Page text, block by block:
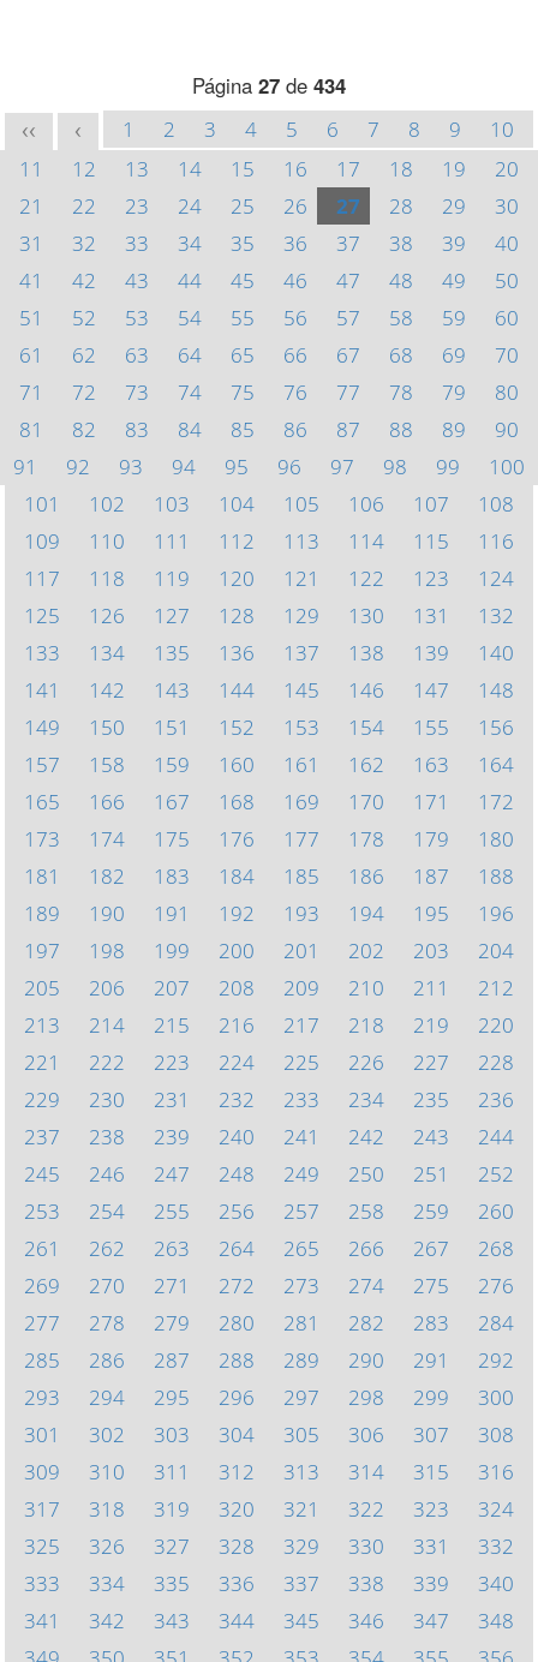
Página 27 de 434
<< < 1 2 3 4 5 6 7 8 9
10
11
12 13 14 15 16 17 18 19
20
21
22 23 24 25 26 27 28 29
30
31
32 33 34 35 36 37 38 39
40
41
42 43 44 45 46 47 48 49
50
51
52 53 54 55 56 57 58 59
60
61
62 63 64 65 66 67 68 69
70
71
72 73 74 75 76 77 78 79
80
81
82 83 84 85 86 87 88 89
90
91
92 93 94 95 96 97 98 99
100
101
102 103 104 105 106 107
108
109
110 111 112 113 114 115
116
117
118 119 120 121 122 123
124
125
126 127 128 129 130 131
132
133
134 135 136 137 138 139
140
141
142 143 144 145 146 147
148
149
150 151 152 153 154 155
156
157
158 159 160 161 162 163
164
165
166 167 168 169 170 171
172
173
174 175 176 177 178 179
180
181
182 183 184 185 186 187
188
189
190 191 192 193 194 195
196
197
198 199 200 201 202 203
204
205
206 207 208 209 210 211
212
213
214 215 216 217 218 219
220
221
222 223 224 225 226 227
228
229
230 231 232 233 234 235
236
237
238 239 240 241 242 243
244
245
246 247 248 249 250 251
252
253
254 255 256 257 258 259
260
261
262 263 264 265 266 267
268
269
270 271 272 273 274 275
276
277
278 279 280 281 282 283
284
285
286 287 288 289 290 291
292
293
294 295 296 297 298 299
300
301
302 303 304 305 306 307
308
309
310 311 312 313 314 315
316
317
318 319 320 321 322 323
324
325
326 327 328 329 330 331
332
333
334 335 336 337 338 339
340
341
342 343 344 345 346 347
348